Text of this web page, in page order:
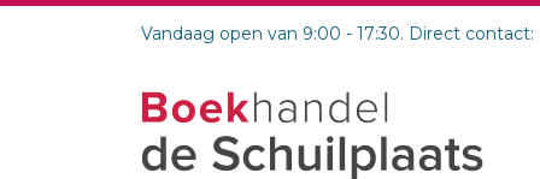
Vandaag open van 9:00 - 17:30. Direct contact: